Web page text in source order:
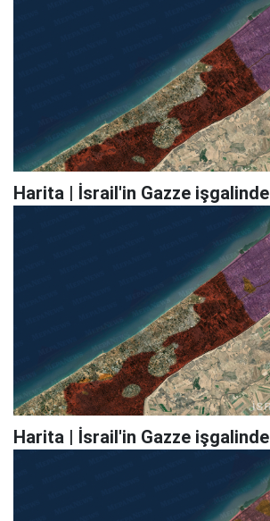
Harita | İsrail'in Gazze
Harita | İsrail'in Gazze